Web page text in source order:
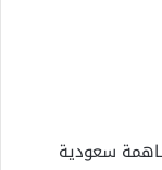
سعودية